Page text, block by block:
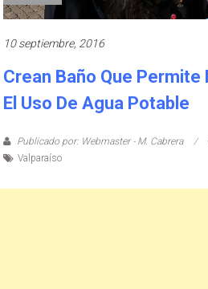
10 septiembre, 2016
Crean Baño Que Permite
El Uso De Agua Potable
Publicado por: Webmaster - M. Cabrera
Valparaíso